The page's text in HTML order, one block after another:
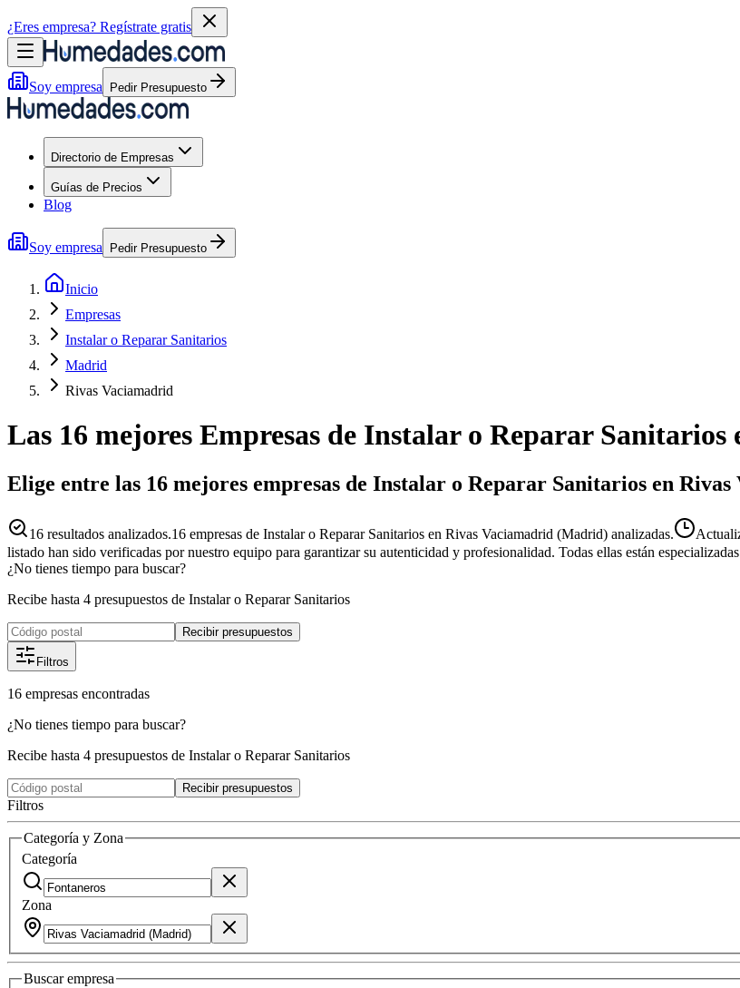
¿Eres empresa? Regístrate gratis
Soy empresa Pedir Presupuesto
Directorio de Empresas
Guías de Precios
Blog
Soy empresa Pedir Presupuesto
Inicio
Empresas
Instalar o Reparar Sanitarios
Madrid
Rivas Vaciamadrid
Las 16 mejores Empresas de Instalar o Reparar Sanitarios
Elige entre las 16 mejores empresas de Instalar o Reparar Sanitarios en
16 resultados analizados.16 empresas de Instalar o Reparar Sanitarios en Rivas Vaciamadrid (Madrid) analizadas.
listado han sido verificadas por nuestro equipo para garantizar su autenticidad y profesionalidad. Todas ellas están
¿No tienes tiempo para buscar?
Recibe hasta 4 presupuestos de Instalar o Reparar Sanitarios
Recibir presupuestos
Filtros
16 empresas encontradas
¿No tienes tiempo para buscar?
Recibe hasta 4 presupuestos de Instalar o Reparar Sanitarios
Recibir presupuestos
Filtros
Categoría y Zona
Categoría
Zona
Buscarempresa